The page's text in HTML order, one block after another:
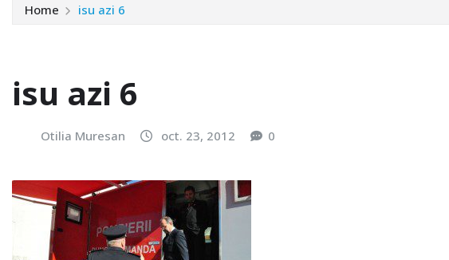
Home isu azi 6
isu azi 6
Otilia Muresan oct. 23, 2012 0